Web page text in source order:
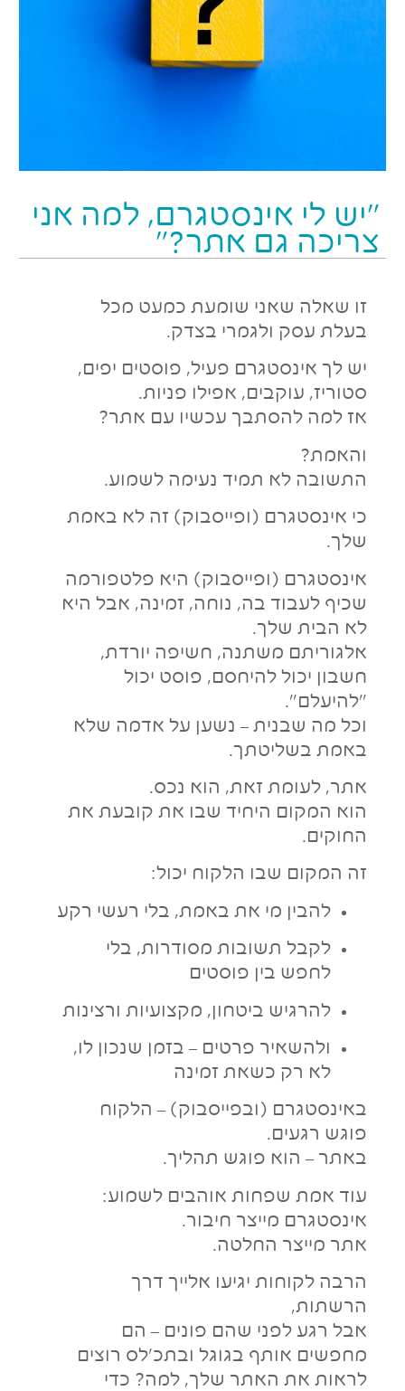
“יש לי אינסטגרם, למה אני
צריכה גם אתר?”
זו שאלה שאני שומעת כמעט מכל
בעלת עסק ולגמרי בצדק.
יש לך אינסטגרם פעיל, פוסטים יפים,
סטוריז, עוקבים, אפילו פניות.
אז למה להסתבך עכשיו עם אתר?
והאמת?
התשובה לא תמיד נעימה לשמוע.
כי אינסטגרם (ופייסבוק) זה לא באמת
שלך.
אינסטגרם (ופייסבוק) היא פלטפורמה
שכיף לעבוד בה, נוחה, זמינה, אבל היא
לא הבית שלך.
אלגוריתם משתנה, חשיפה יורדת,
חשבון יכול להיחסם, פוסט יכול
“להיעלם”.
וכל מה שבנית – נשען על אדמה שלא
באמת בשליטתך.
אתר, לעומת זאת, הוא נכס.
הוא המקום היחיד שבו את קובעת את
החוקים.
זה המקום שבו הלקוח יכול:
להבין מי את באמת, בלי רעשי רקע
לקבל תשובות מסודרות, בלי
לחפש בין פוסטים
להרגיש ביטחון, מקצועיות ורצינות
ולהשאיר פרטים – בזמן שנכון לו,
לא רק כשאת זמינה
באינסטגרם (ובפייסבוק) – הלקוח
פוגש רגעים.
באתר – הוא פוגש תהליך.
עוד אמת שפחות אוהבים לשמוע:
אינסטגרם מייצר חיבור.
אתר מייצר החלטה.
הרבה לקוחות יגיעו אלייך דרך
הרשתות,
אבל רגע לפני שהם פונים – הם
מחפשים אותף בגוגל ובתכ'לס רוצים
לראות את האתר שלך, למה? כדי